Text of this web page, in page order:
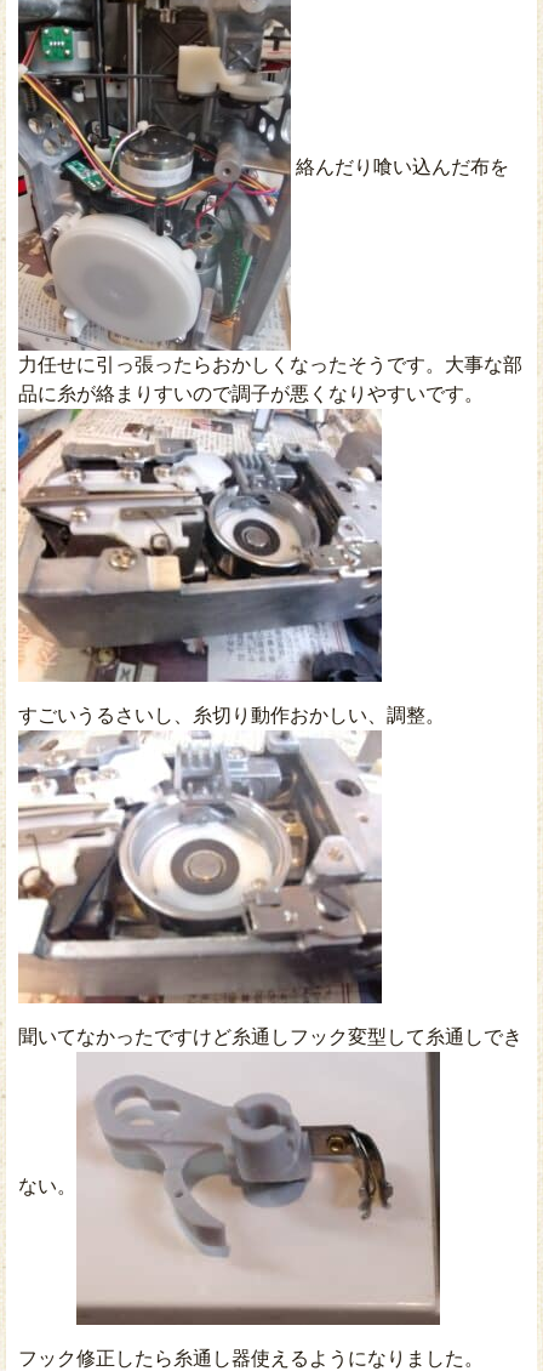
絡んだり喰い込んだ布を
力任せに引っ張ったらおかしくなったそうです。大事な部
品に糸が絡まりすいので調子が悪くなりやすいです。
すごいうるさいし、糸切り動作おかしい、調整。
聞いてなかったですけど糸通しフック変型して糸通しでき
ない。
フック修正したら糸通し器使えるようになりました。